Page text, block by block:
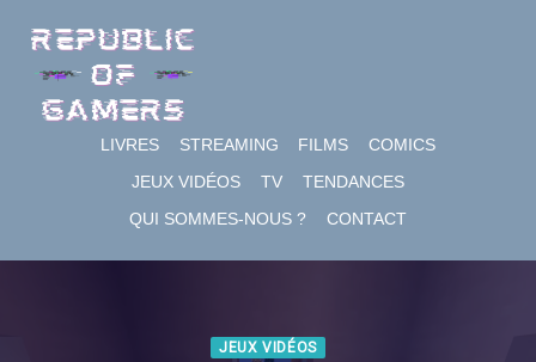
content
LIVRES STREAMING FILMS
COMICS
JEUX VIDÉOS
TV
TENDANCES
QUI SOMMES-NOUS ?
CONTACT
JEUX VIDÉOS